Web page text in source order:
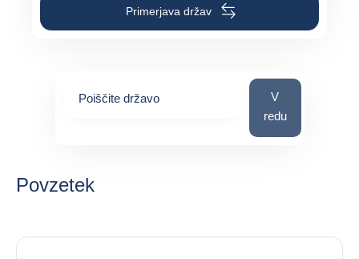
Primerjava držav
Poiščite državo Poiščite državo
V
redu
Povzetek